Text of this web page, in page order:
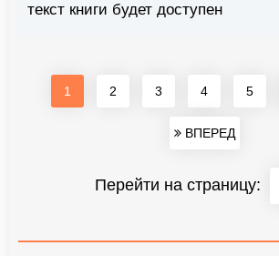
текст книги будет доступен
1 2 3 4 5
ВПЕРЕД
Перейти на страницу: